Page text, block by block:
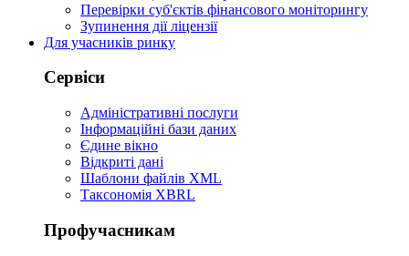
Перевірки суб'єктів фінансового моніторингу
Зупинення дії ліцензії
Для учасників ринку
Сервіси
Адміністративні послуги
Інформаційні бази даних
Єдине вікно
Відкриті дані
Шаблони файлів XML
Таксономія XBRL
Профучасникам